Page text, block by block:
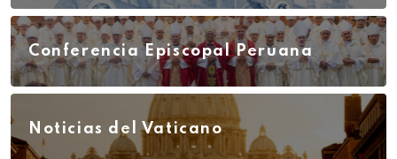
Conferencia Episcopal Peruana
Noticias del Vaticano